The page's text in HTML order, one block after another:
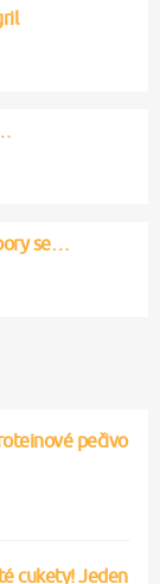
se…
pečivo
cukety! Jeden